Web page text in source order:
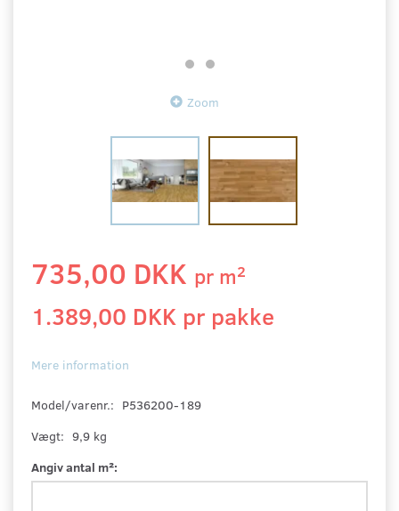
Zoom
735,00 DKK pr m2
1.389,00 DKK pr pakke
Mere information
Model/varenr.: P536200-189
Vægt: 9,9 kg
Angiv antal m²: